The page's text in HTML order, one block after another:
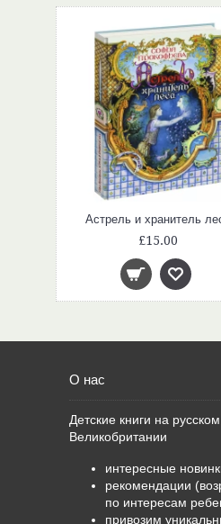
Астрель и хранитель
£15.00
О нас
Детские книги на
Великобритании
интересные
рекомендации
по интересам
привозим